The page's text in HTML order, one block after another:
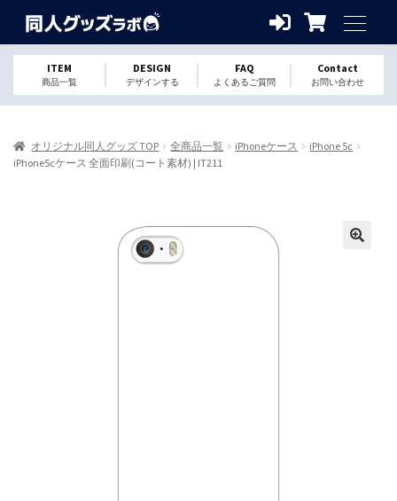
ITEM
商品一覧
DESIGN
デザインする
FAQ
よくあるご質問
Contact
お問い合わせ
オリジナル同人グッズ TOP 全商品一覧 iPhoneケース
iPhone 5c
iPhone5cケース 全面印刷(コート素材) | IT211